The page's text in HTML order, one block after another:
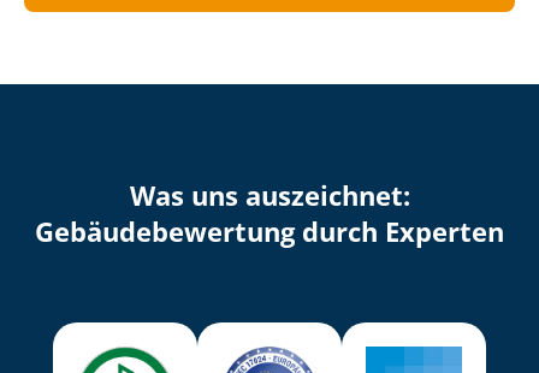
Was uns auszeichnet:
Ge­bäu­de­be­wer­tung durch Experten